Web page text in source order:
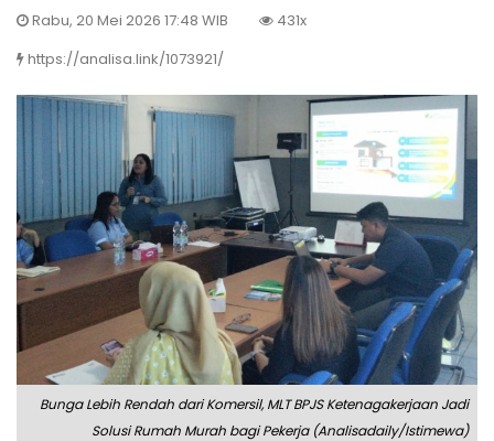
Rabu, 20 Mei 2026 17:48 WIB
431x
https://analisa.link/1073921/
Bunga Lebih Rendah dari Komersil, MLT BPJS Ketenagakerjaan Jadi
Solusi Rumah Murah bagi Pekerja (Analisadaily/Istimewa)